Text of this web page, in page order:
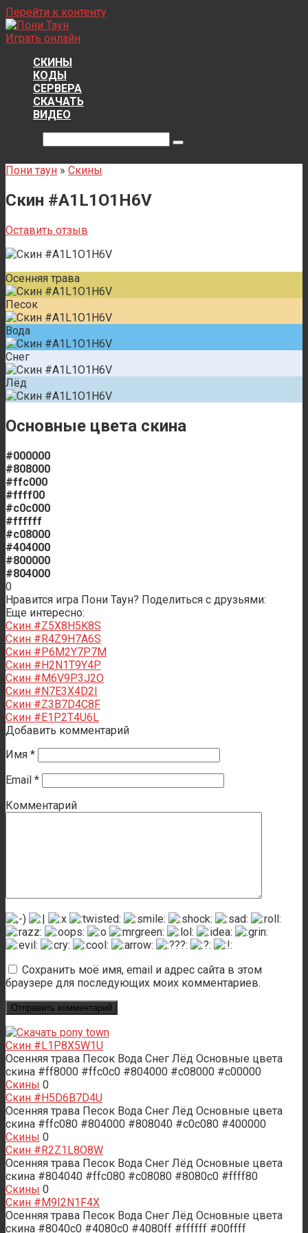
Перейти к контенту
Играть онлайн
СКИНЫ
КОДЫ
СЕРВЕРА
СКАЧАТЬ
ВИДЕО
Пони таун » Скины
Скин #A1L1O1H6V
Оставить отзыв
Осенняя трава
Песок
Вода
Снег
Лёд
Основные цвета скина
#000000
#808000
#ffc000
#ffff00
#c0c000
#ffffff
#c08000
#404000
#800000
#804000
0
Нравится игра Пони Таун? Поделиться с друзьями:
Еще интересно:
Скин #Z5X8H5K8S
Скин #R4Z9H7A6S
Скин #P6M2Y7P7M
Скин #H2N1T9Y4P
Скин #M6V9P3J2O
Скин #N7E3X4D2I
Скин #Z3B7D4C8F
Скин #E1P2T4U6L
Добавить комментарий
Имя *
Email *
Комментарий
Сохранить моё имя, email и адрес сайта в этом
браузере для последующих моих комментариев.
Скин #L1P8X5W1U
Осенняя трава Песок Вода Снег Лёд Основные цвета
скина #ff8000 #ffc0c0 #804000 #c08000 #c00000
Скины 0
Скин #H5D6B7D4U
Осенняя трава Песок Вода Снег Лёд Основные цвета
скина #ffc080 #804000 #808040 #c0c080 #400000
Скины 0
Скин #R2Z1L8O8W
Осенняя трава Песок Вода Снег Лёд Основные цвета
скина #804040 #ffc080 #c08080 #8080c0 #ffff80
Скины 0
Скин #M9I2N1F4X
Осенняя трава Песок Вода Снег Лёд Основные цвета
скина #8040c0 #4080c0 #4080ff #ffffff #00ffff